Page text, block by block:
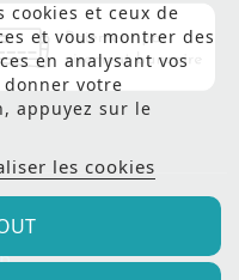
cookies et ceux de
et vous montrer des
en analysant vos
votre
appuyez sur le
les cookies
de site internet